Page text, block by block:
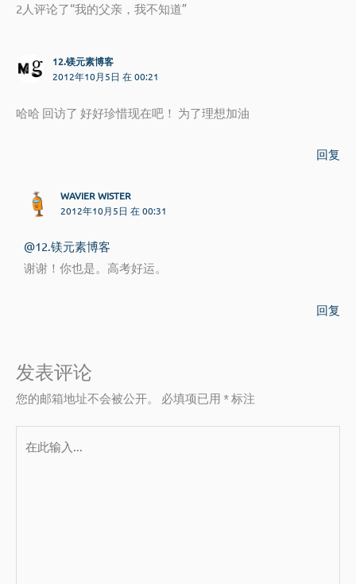
2人评论了“我的父亲，我不知道”
12.镁元素博客
2012年10月5日 在 00:21
哈哈 回访了 好好珍惜现在吧！ 为了理想加油
回复
WAVIER WISTER
2012年10月5日 在 00:31
@12.镁元素博客
谢谢！你也是。高考好运。
回复
发表评论
您的邮箱地址不会被公开。 必填项已用 *标注